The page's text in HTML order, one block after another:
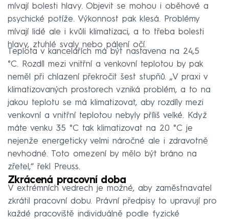
mívají bolesti hlavy. Objevit se mohou i oběhové a
psychické potíže. Výkonnost pak klesá. Problémy
mívají lidé ale i kvůli klimatizaci, a to třeba bolesti
hlavy, ztuhlé svaly nebo pálení očí.
Teplota v kancelářích má být nastavena na 24,5
°C. Rozdíl mezi vnitřní a venkovní teplotou by pak
neměl při chlazení překročit šest stupňů. „V praxi v
klimatizovaných prostorech vzniká problém, a to na
jakou teplotu se má klimatizovat, aby rozdíly mezi
venkovní a vnitřní teplotou nebyly příliš velké. Když
máte venku 35 °C tak klimatizovat na 20 °C je
nejenže energeticky velmi náročné ale i zdravotně
nevhodné. Toto omezení by mělo být bráno na
zřetel,“ řekl Preuss.
Zkrácená pracovní doba
V extrémních vedrech je možné, aby zaměstnavatel
zkrátil pracovní dobu. Právní předpisy to upravují pro
každé pracoviště individuálně podle fyzické